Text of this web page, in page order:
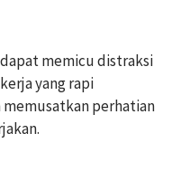
memicu distraksi
yang rapi
perhatian